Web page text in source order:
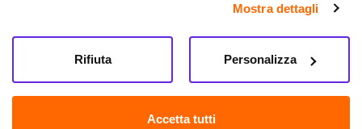
informazioni che hai fornito loro o che hanno raccolto dal
tuo utilizzo dei loro servizi.
Mostra dettagli
Accetta tutti
Personalizza
Rifiuta
Farma.it S.a.s. P. IVA 07417261216 REA: NA-884088
CREDITS
Sede legale Via delle Repubbliche Marinare 128, 80147 Napoli